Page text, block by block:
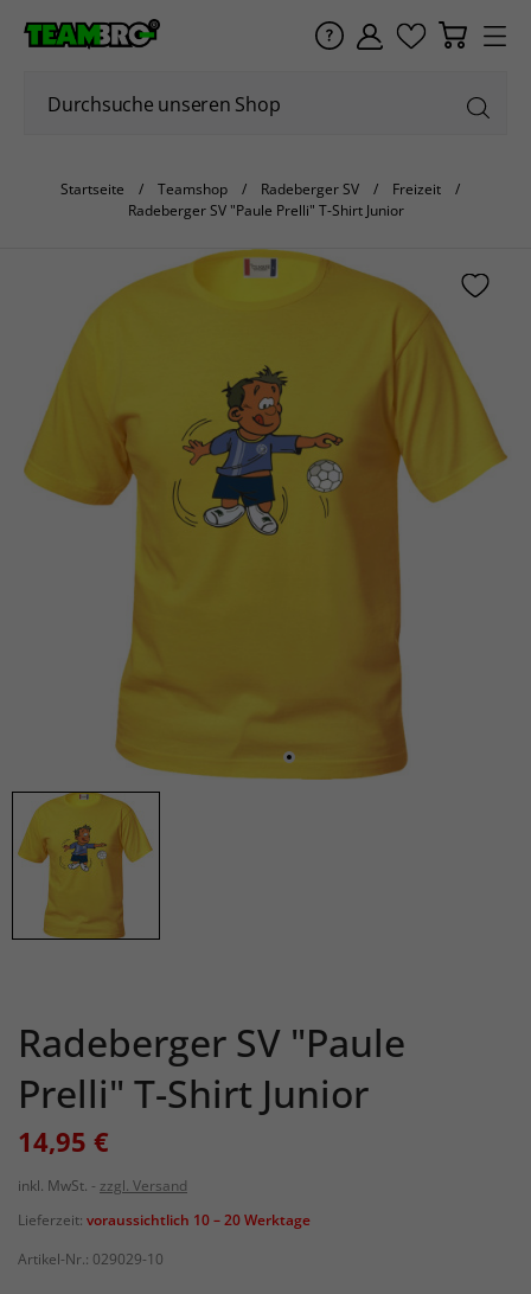
Startseite Teamshop Radeberger SV
Freizeit
Radeberger SV "Paule Prelli" T-Shirt Junior
Radeberger SV "Paule
Prelli" T-Shirt Junior
14,95 €
inkl. MwSt.
zzgl. Versand
Lieferzeit: voraussichtlich 10 – 20 Werktage
Artikel-Nr.: 029029-10